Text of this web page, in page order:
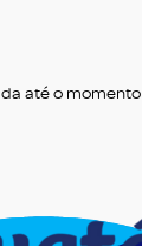
até o momento